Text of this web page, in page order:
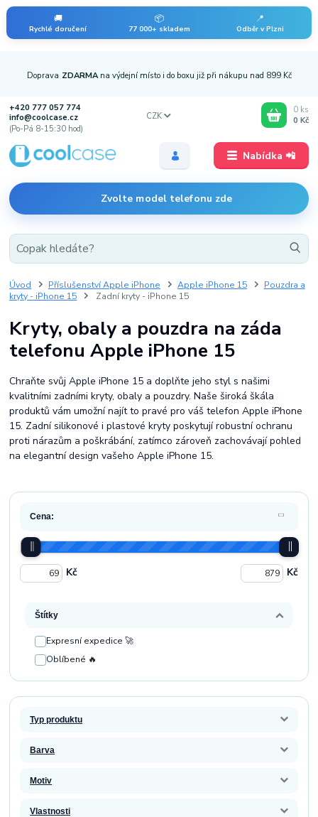
🚚
Rychlé doručení
📦
77 000+ skladem
📍
Odběr v Plzni
Nabídka 📲
Doprava ZDARMA na výdejní místo i do boxu již při nákupu nad 899 Kč
+420 777 057 774
info@coolcase.cz
(Po-Pá 8-15:30 hod)
Zvolte model telefonu zde
CZK
0 ks
0 Kč
Úvod Příslušenství Apple iPhone Apple iPhone 15
Pouzdra a
kryty - iPhone 15
Zadní kryty - iPhone 15
Kryty, obaly a pouzdra na záda
telefonu Apple iPhone 15
Chraňte svůj Apple iPhone 15 a doplňte jeho styl s našimi
kvalitními zadními kryty, obaly a pouzdry. Naše široká škála
produktů vám umožní najít to pravé pro váš telefon Apple iPhone
15. Zadní silikonové i plastové kryty poskytují robustní ochranu
proti nárazům a poškrábání, zatímco zároveň zachovávají pohled
na elegantní design vašeho Apple iPhone 15.
Cena:
Kč Kč
Štítky
Expresní expedice 🚀
Oblíbené 🔥
Typ produktu
Barva
Motiv
Vlastnosti